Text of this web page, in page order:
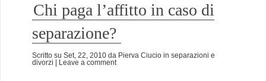
Chi paga l’affitto in caso di
separazione?
Scritto su Set, 22, 2010 da Pierva Ciucio in separazioni e
divorzi
| Leave a comment